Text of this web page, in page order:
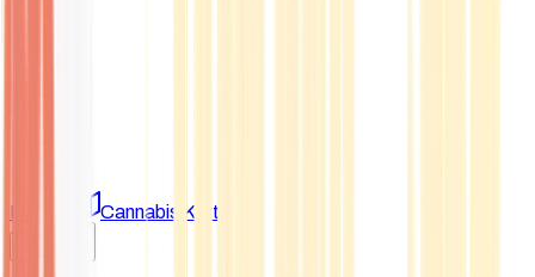
Marken Cannabis Karte